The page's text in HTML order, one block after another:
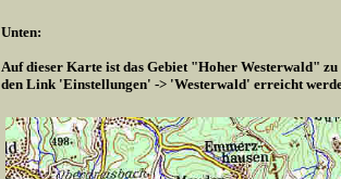
Unten:
Auf dieser Karte ist das Gebiet "Hoher Westerwald"
den Link 'Einstellungen' -> 'Westerwald' erreicht